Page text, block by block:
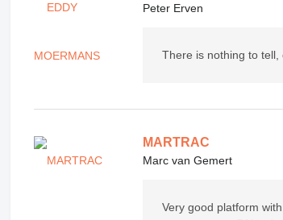
Peter Erven
There is nothing to
MARTRAC
Marc van Gemert
Very good platform